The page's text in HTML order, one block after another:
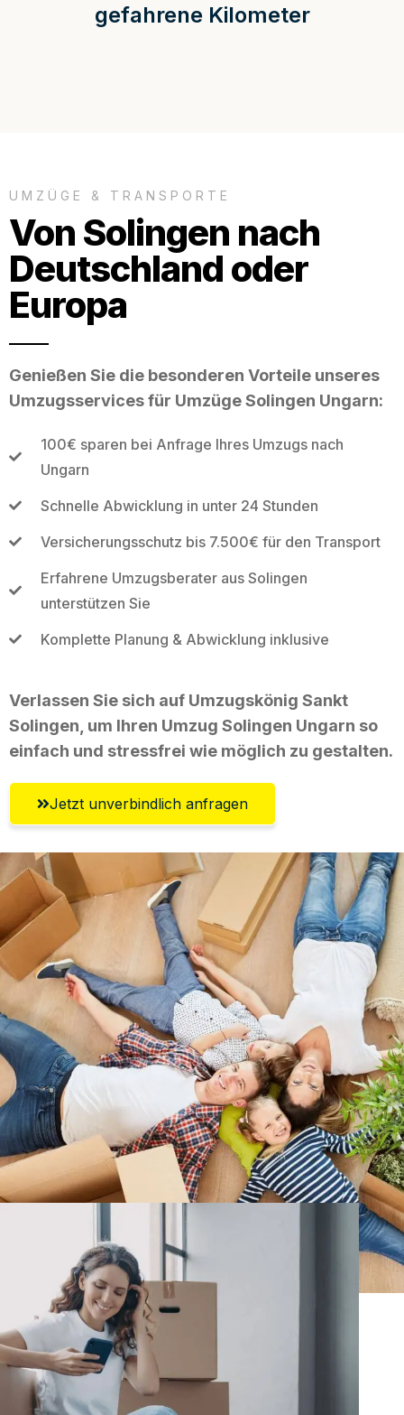
gefahrene Kilometer
UMZÜGE & TRANSPORTE
Von Solingen nach
Deutschland oder
Europa
Genießen Sie die besonderen Vorteile unseres
Umzugsservices für Umzüge Solingen Ungarn:
100€ sparen bei Anfrage Ihres Umzugs nach
Ungarn
Schnelle Abwicklung in unter 24 Stunden
Versicherungsschutz bis 7.500€ für den Transport
Erfahrene Umzugsberater aus Solingen
unterstützen Sie
Komplette Planung & Abwicklung inklusive
Verlassen Sie sich auf Umzugskönig Sankt
Solingen, um Ihren Umzug Solingen Ungarn so
einfach und stressfrei wie möglich zu gestalten.
Jetzt unverbindlich anfragen